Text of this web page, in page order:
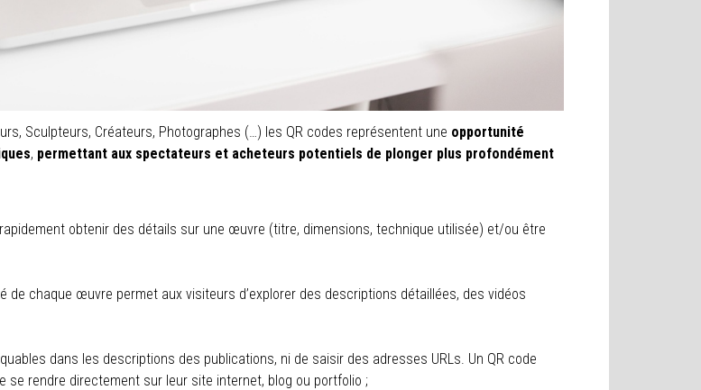
Sculpteurs, Créateurs, Photographes (…) les QR codes représentent une opportunité
, permettant aux spectateurs et acheteurs potentiels de plonger plus profondément
obtenir des détails sur une œuvre (titre, dimensions, technique utilisée) et/ou être
de chaque œuvre permet aux visiteurs d’explorer des descriptions détaillées, des vidéos
dans les descriptions des publications, ni de saisir des adresses URLs. Un QR code
rendre directement sur leur site internet, blog ou portfolio ;